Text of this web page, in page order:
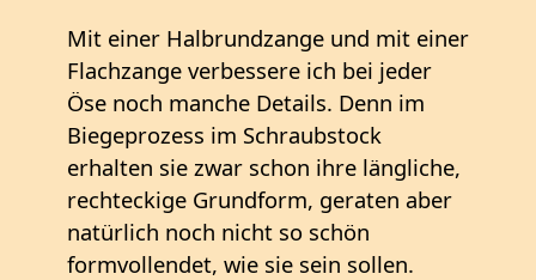
Mit einer Halbrundzange und mit einer
Flachzange verbessere ich bei jeder
Öse noch manche Details. Denn im
Biegeprozess im Schraubstock
erhalten sie zwar schon ihre längliche,
rechteckige Grundform, geraten aber
natürlich noch nicht so schön
formvollendet, wie sie sein sollen.